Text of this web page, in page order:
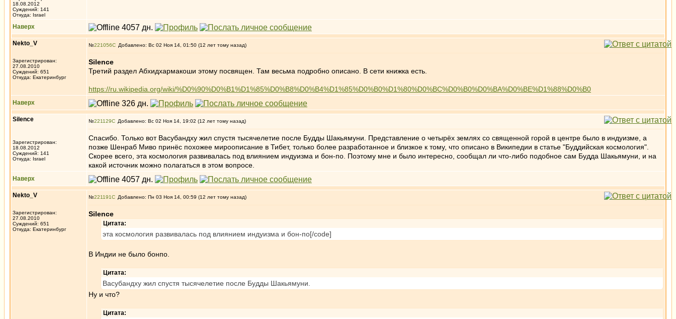
18.08.2012
Суждений: 141
Откуда: Israel
Наверх
Nekto_V
Зарегистрирован:
27.08.2010
Суждений: 651
Откуда: Екатеринбург
№221056 Добавлено: Вс 02 Ноя 14, 01:50 (12 лет тому назад)
Silence
Третий раздел Абхидхармакоши этому посвящен. Там весьма подробно описано. В сети книжка есть.
https://ru.wikipedia.org/wiki/%D0%90%D0%B1%D1%85%D0%B8%D0%B4%D1%85%D0%B0%D1%80%D0%BC%D0%B0%D0%BA%D0%BE%D1%88%D0%B0
Наверх
Silence
Зарегистрирован:
18.08.2012
Суждений: 141
Откуда: Israel
№221129 Добавлено: Вс 02 Ноя 14, 19:02 (12 лет тому назад)
Спасибо. Только вот Васубандху жил спустя тысячелетие после Будды Шакьямуни. Представление о четырёх землях со священной горой в центре было в индуизме, а
позже Шенраб Миво принёс похожее мироописание в Тибет, только более разработанное и близкое к тому, что описано в Википедии в статье "Буддийская космология".
Скорее всего, эта космология развивалась под влиянием индуизма и бон-по. Поэтому мне и было интересно, сообщал ли что-либо подобное сам Будда Шакьямуни, и на
какой источник можно полагаться в этом вопросе.
Наверх
Nekto_V
Зарегистрирован:
27.08.2010
Суждений: 651
Откуда: Екатеринбург
№221191 Добавлено: Пн 03 Ноя 14, 00:59 (12 лет тому назад)
Silence
Цитата:
эта космология развивалась под влиянием индуизма и бон-по[/code]
В Индии не было бонпо.
Цитата:
Васубандху жил спустя тысячелетие после Будды Шакьямуни.
Ну и что?
Цитата: